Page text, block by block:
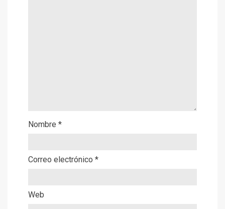
Nombre *
Correo electrónico *
Web